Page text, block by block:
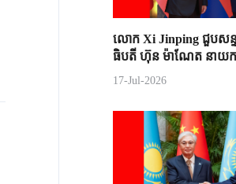
លោក Xi Jinping ជួបសន្
ធិបតី ហ៊ុន ម៉ាណែត នាយករដ្
17-Jul-2026